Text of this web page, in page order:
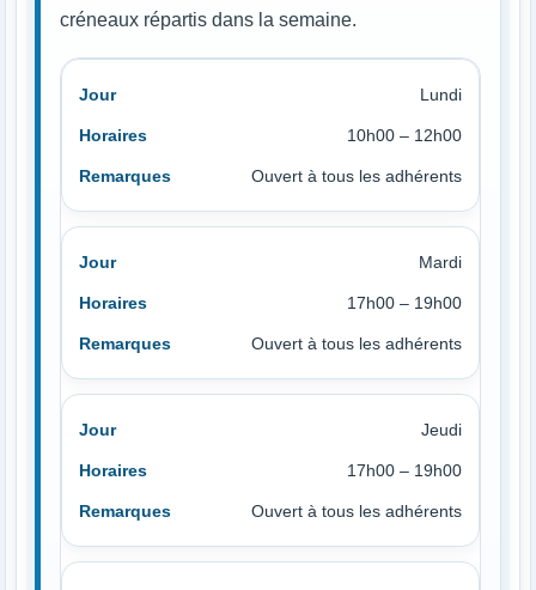
créneaux répartis dans la semaine.
Lundi
10h00 – 12h00
Ouvert à tous les adhérents
Mardi
17h00 – 19h00
Ouvert à tous les adhérents
Jeudi
17h00 – 19h00
Ouvert à tous les adhérents